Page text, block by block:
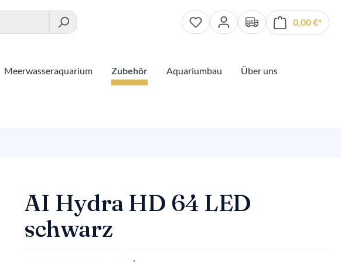
0,00 €*
Meerwasseraquarium Zubehör Aquariumbau
Über uns
AI Hydra HD 64 LED
schwarz